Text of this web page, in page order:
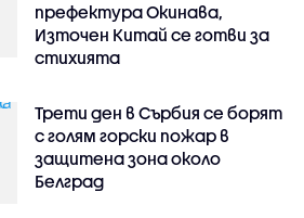
префектура Окинава,
Източен Китай се готви за
стихията
Трети ден в Сърбия се борят
с голям горски пожар в
защитена зона около
Белград